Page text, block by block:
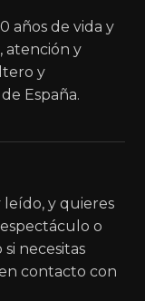
años de vida y
atención y
y
España.
leído, y quieres
o
necesitas
contacto con